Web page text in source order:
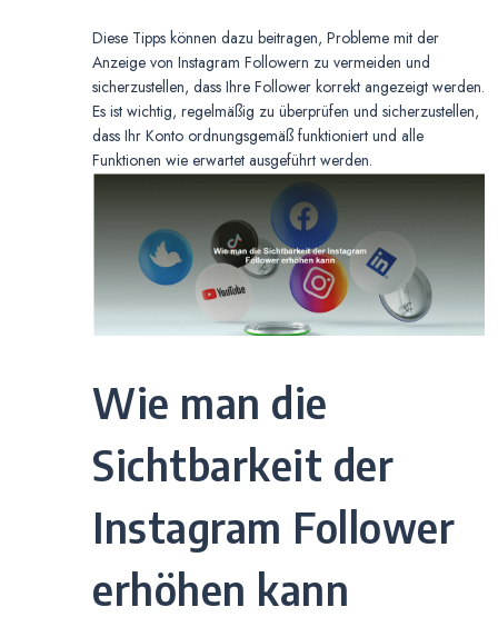
Diese Tipps können dazu beitragen, Probleme mit der
Anzeige von Instagram Followern zu vermeiden und
sicherzustellen, dass Ihre Follower korrekt angezeigt werden.
Es ist wichtig, regelmäßig zu überprüfen und sicherzustellen,
dass Ihr Konto ordnungsgemäß funktioniert und alle
Funktionen wie erwartet ausgeführt werden.
Wie man die
Sichtbarkeit der
Instagram Follower
erhöhen kann